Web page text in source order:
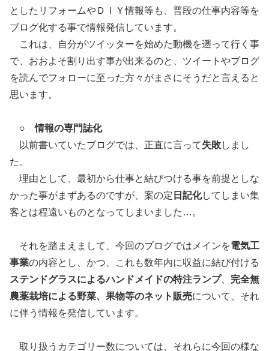
としたリフォームやＤＩＹ情報等も、普段の仕事内容等を
ブログ化する事で情報発信しています。
これは、自分がツイッターを始めた動機を遡って行く事
で、おおよそ割り出す事が出来るのと、ツイートやブログ
を読んでフォローに至った方々がまさにそうだと言えると
思います。
○情報の専門誌化
以前書いていたブログでは、正直に言って失敗しまし
た。
理由として、最初から仕事と結びつける事を前提としな
かった事がまずあるのですが、案の定 日記化してしまい集
客とは程遠いものとなってしまいました…。
それを踏まえまして、今回のブログではメインを電気工
事業の内容とし、かつ、これも数年内に収益に結び付ける
ステンドグラスによるハンドメイドの特注ランプ、 完全無
農薬栽培による野菜、果物等のネット販売について、それ
に伴う情報を発信しています。
取り扱うカテゴリー数については、それらに今回の様な